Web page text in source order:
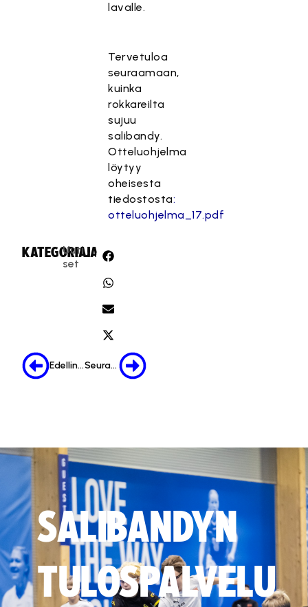
lavalle.
Tervetuloa
seuraamaan,
kuinka
rokkareilta
sujuu
salibandy.
Otteluohjelma
löytyy
oheisesta
tiedostosta:
otteluohjelma_17.pdf
KATEGORIA:
Uuti
set
JAA:
Edellinen Seuraava
SALIBANDYN
TULOSPALVELU